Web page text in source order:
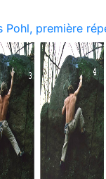
Pohl, première